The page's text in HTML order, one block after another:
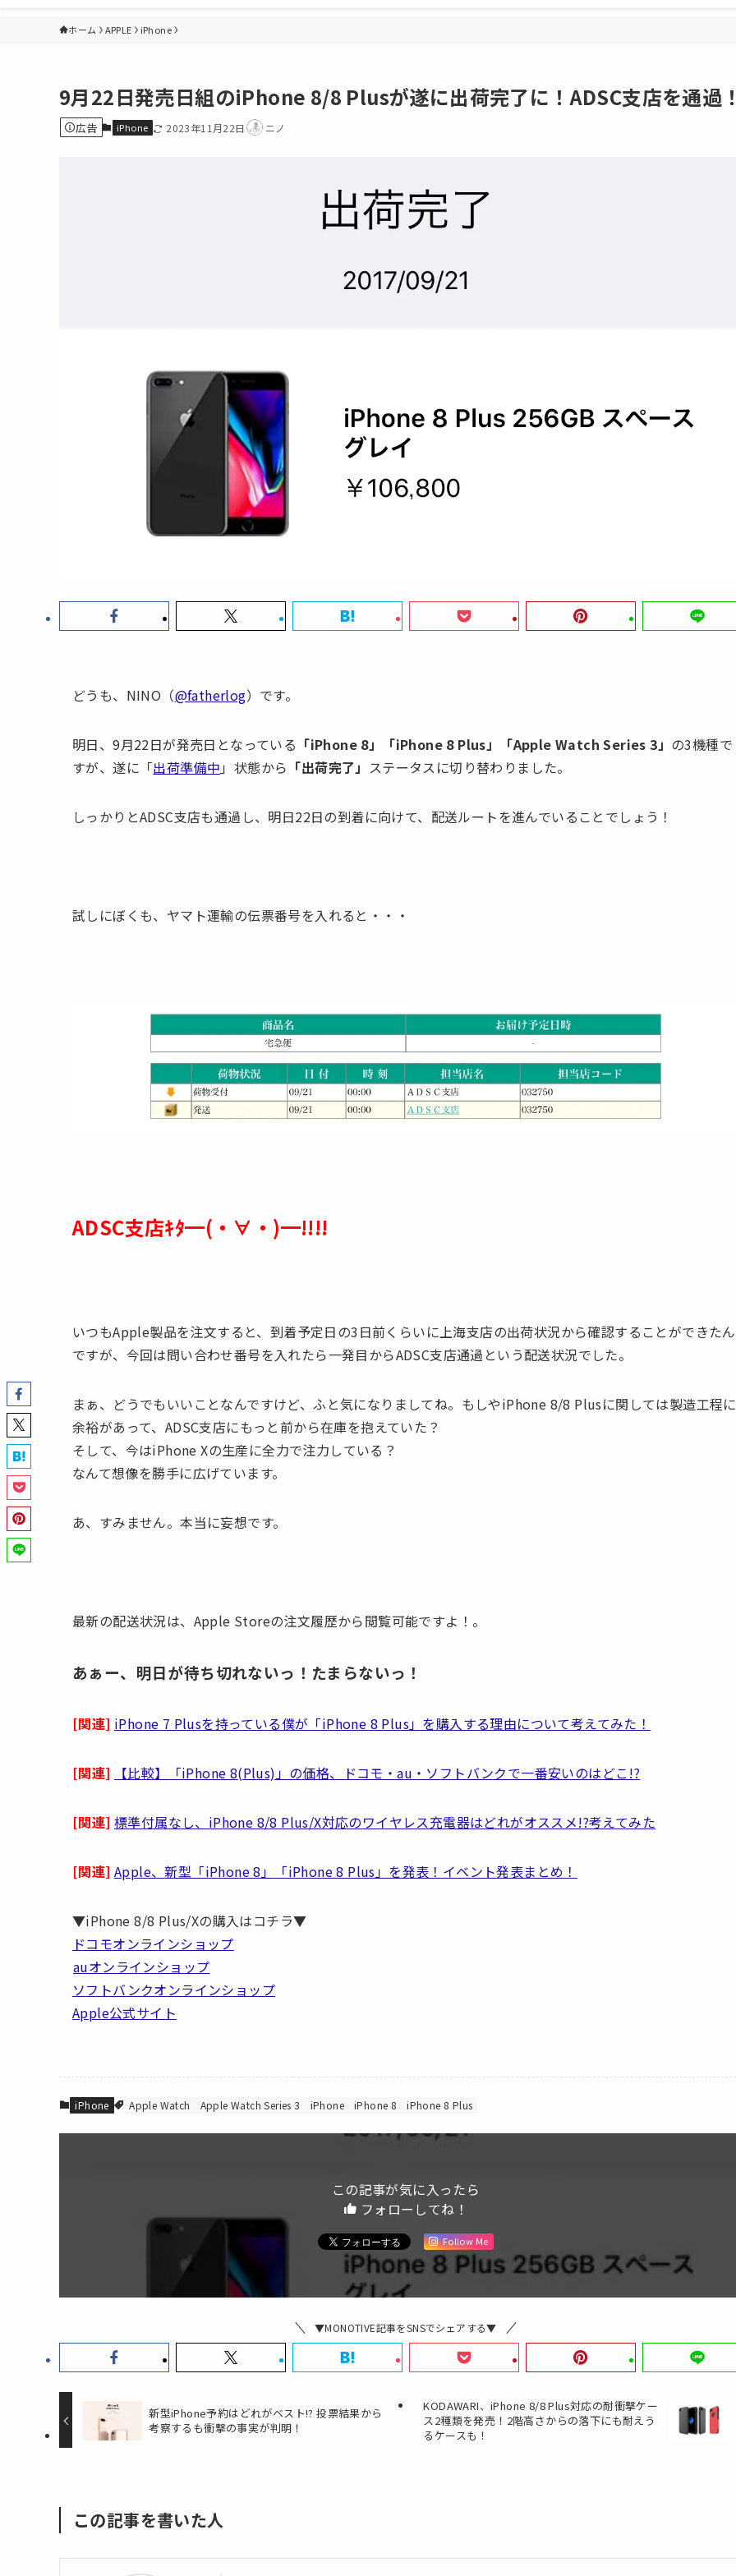
ホーム APPLE iPhone
9月22日発売日組のiPhone 8/8 Plusが遂に出荷完了に！ADSC支店を通過
広告 iPhone 2023年11月22日 ニノ
どうも、NINO（@fatherlog）です。
明日、9月22日が発売日となっている 「iPhone 8」「iPhone 8 Plus」「Apple Watch Series 3」 の3機種で
すが、遂に「出荷準備中 」状態から 「出荷完了」 ステータスに切り替わりました。
しっかりとADSC支店も通過し、明日22日の到着に向けて、配送ルートを進んでいることでしょう！
試しにぼくも、ヤマト運輸の伝票番号を入れると・・・
ADSC支店ｷﾀ━(・∀・)━!!!!
いつもApple製品を注文すると、到着予定日の3日前くらいに上海支店の出荷状況から確認することができたん
ですが、今回は問い合わせ番号を入れたら一発目からADSC支店通過という配送状況でした。
まぁ、どうでもいいことなんですけど、ふと気になりましてね。もしやiPhone 8/8 Plusに関しては製造工程に
余裕があって、ADSC支店にもっと前から在庫を抱えていた？
そして、今はiPhone Xの生産に全力で注力している？
なんて想像を勝手に広げています。
あ、すみません。本当に妄想です。
最新の配送状況は、Apple Storeの注文履歴から閲覧可能ですよ！。
あぁー、明日が待ち切れないっ！たまらないっ！
[関連] iPhone 7 Plusを持っている僕が「iPhone 8 Plus」を購入する理由について考えてみた！
[関連] 【比較】「iPhone 8(Plus)」の価格、ドコモ・au・ソフトバンクで一番安いのはどこ!?
[関連] 標準付属なし、iPhone 8/8 Plus/X対応のワイヤレス充電器はどれがオススメ!?考えてみた
[関連] Apple、新型「iPhone 8」「iPhone 8 Plus」を発表！イベント発表まとめ！
▼iPhone 8/8 Plus/Xの購入はコチラ▼
ドコモオンラインショップ
auオンラインショップ
ソフトバンクオンラインショップ
Apple公式サイト
iPhone Apple Watch Apple Watch Series 3 iPhone iPhone 8 iPhone 8 Plus
この記事が気に入ったら
フォローしてね！
Follow Me
▼MONOTIVE記事をSNSでシェアする▼
新型iPhone予約はどれがベスト!? 投票結果から
考察するも衝撃の事実が判明！
KODAWARI、iPhone 8/8 Plus対応の耐衝撃ケー
ス2種類を発売！2階高さからの落下にも耐えう
るケースも！
この記事を書いた人